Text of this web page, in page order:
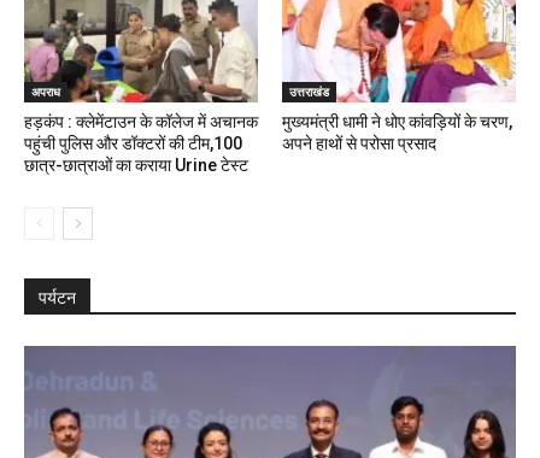
अपराध
हड़कंप : क्लेमेंटाउन के कॉलेज में अचानक
पहुंची पुलिस और डॉक्टरों की टीम,100
छात्र-छात्राओं का कराया Urine टेस्ट
उत्तराखंड
मुख्यमंत्री धामी ने धोए कांवड़ियों के चरण,
अपने हाथों से परोसा प्रसाद
पर्यटन